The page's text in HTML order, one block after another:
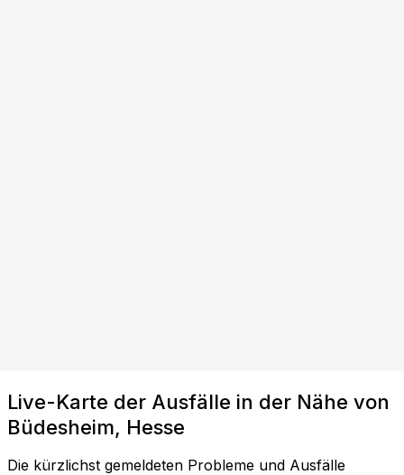
Live-Karte der Ausfälle in der Nähe von
Büdesheim, Hesse
Die kürzlichst gemeldeten Probleme und Ausfälle